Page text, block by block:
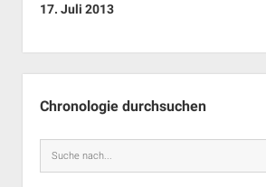
17. Juli 2013
Chronologie durchsuchen